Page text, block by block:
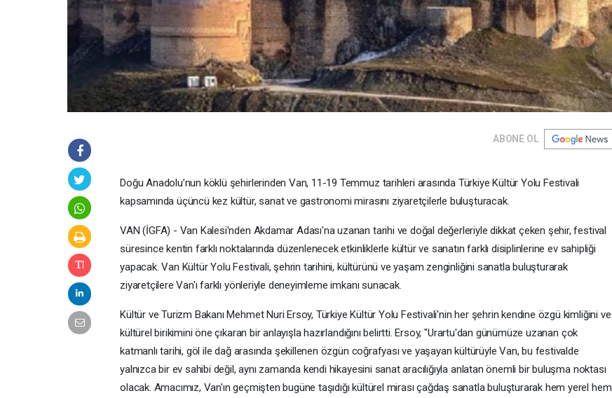
ABONE OL
Doğu Anadolu’nun köklü şehirlerinden Van, 11-19 Temmuz tarihleri arasında Türkiye Kültür Yolu Festivali
kapsamında üçüncü kez kültür, sanat ve gastronomi mirasını ziyaretçilerle buluşturacak.
VAN (İGFA) - Van Kalesi'nden Akdamar Adası'na uzanan tarihi ve doğal değerleriyle dikkat çeken şehir, festival
süresince kentin farklı noktalarında düzenlenecek etkinliklerle kültür ve sanatın farklı disiplinlerine ev sahipliği
yapacak. Van Kültür Yolu Festivali, şehrin tarihini, kültürünü ve yaşam zenginliğini sanatla buluşturarak
ziyaretçilere Van'ı farklı yönleriyle deneyimleme imkanı sunacak.
Kültür ve Turizm Bakanı Mehmet Nuri Ersoy, Türkiye Kültür Yolu Festivali'nin her şehrin kendine özgü kimliğini ve
kültürel birikimini öne çıkaran bir anlayışla hazırlandığını belirtti. Ersoy, "Urartu'dan günümüze uzanan çok
katmanlı tarihi, göl ile dağ arasında şekillenen özgün coğrafyası ve yaşayan kültürüyle Van, bu festivalde
yalnızca bir ev sahibi değil, aynı zamanda kendi hikayesini sanat aracılığıyla anlatan önemli bir buluşma noktası
olacak. Amacımız, Van'ın geçmişten bugüne taşıdığı kültürel mirası çağdaş sanatla buluşturarak hem yerel hem